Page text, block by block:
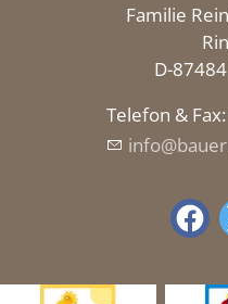
Familie
D-
Telefon &
nf
b